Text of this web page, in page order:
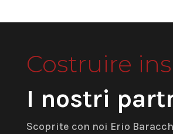
Costruire
I nostri
Scoprite con noi Erio